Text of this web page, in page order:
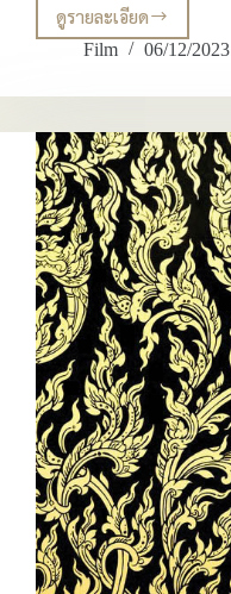
ดูรายละเอียด
ภาพ
พิมพ์
ไทย
Film 06/12/2023